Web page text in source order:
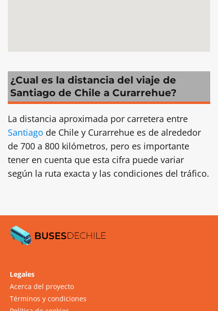
¿Cual es la distancia del viaje de
Santiago de Chile a Curarrehue?
La distancia aproximada por carretera entre
Santiago de Chile y Curarrehue es de alrededor
de 700 a 800 kilómetros, pero es importante
tener en cuenta que esta cifra puede variar
según la ruta exacta y las condiciones del tráfico.
Legales
Acerca del proyecto
Términos y condiciones